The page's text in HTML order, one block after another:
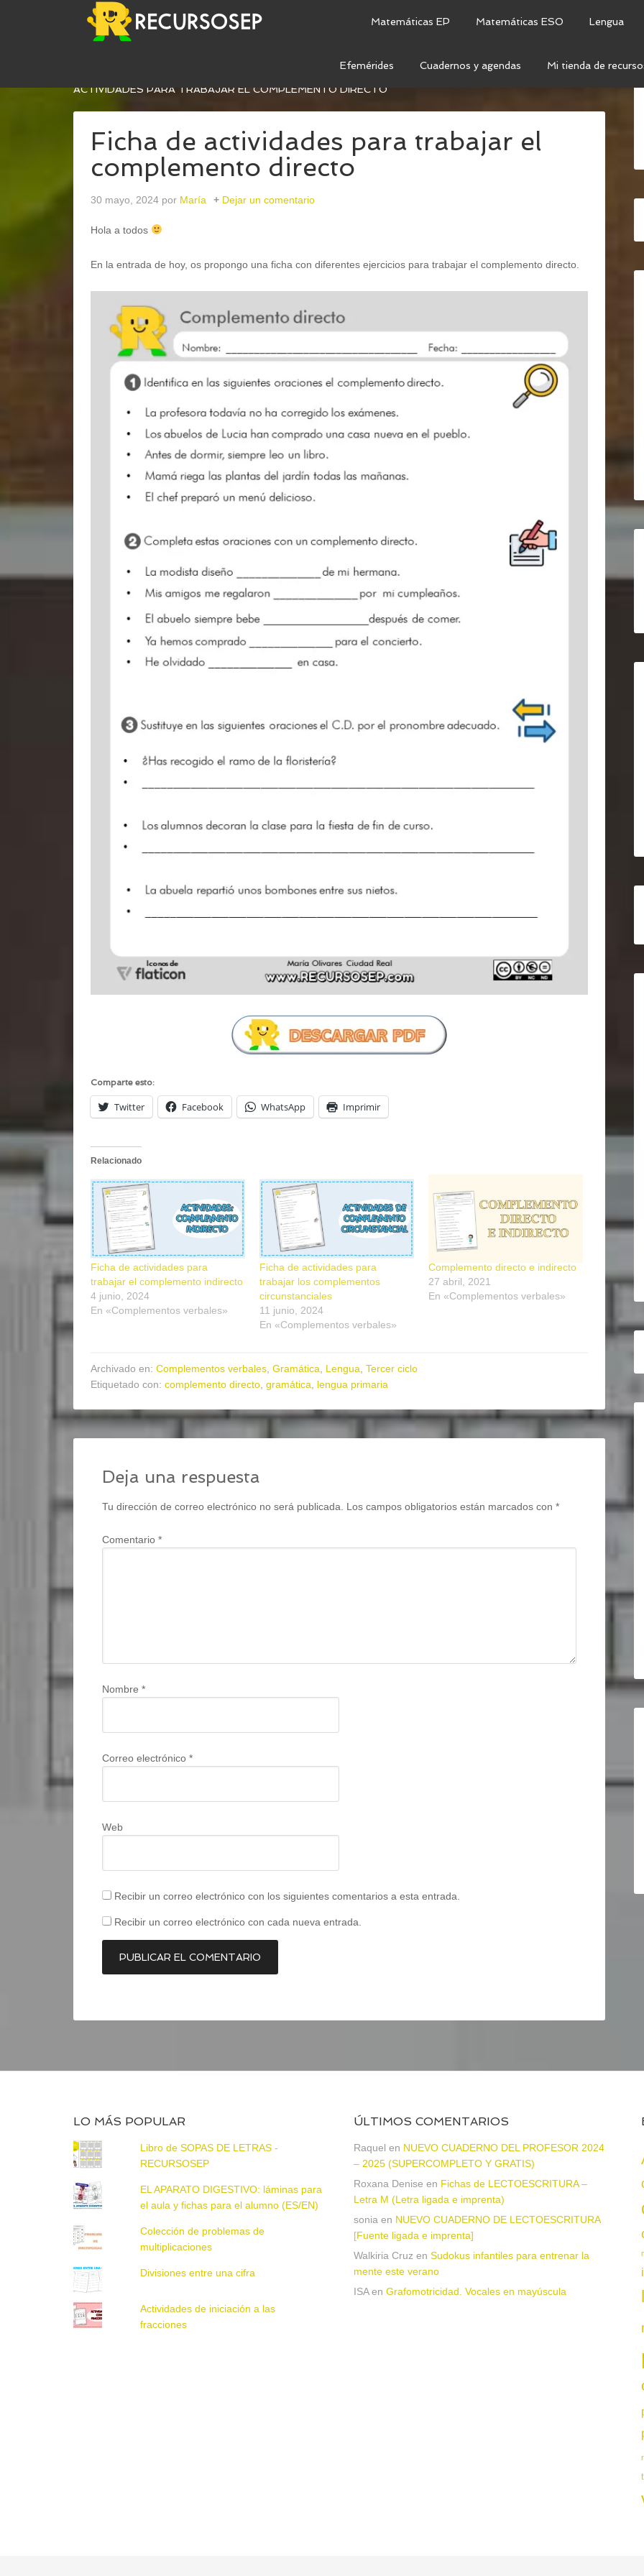
Matemáticas EP Matemáticas ESO Lengua
Efemérides Cuadernos y agendas Mi tienda de
COMPLEMENTOS VERBALES
ACTIVIDADES PARA TRABAJAR EL COMPLEMENTO DIRECTO
Ficha de actividades para trabajar el
complemento directo
30 mayo, 2024 por María Dejar un comentario
Hola a todos
En la entrada de hoy, os propongo una ficha con diferentes ejercicios para trabajar el complemento directo.
Comparte esto:
Twitter Facebook WhatsApp Imprimir
Relacionado
Ficha de actividades para
trabajar el complemento indirecto
4 junio, 2024
En «Complementos verbales»
Ficha de actividades para
trabajar los complementos
circunstanciales
11 junio, 2024
En «Complementos verbales»
Complemento directo e indirecto
27 abril, 2021
En «Complementos verbales»
Archivado en: Complementos verbales Gramática Lengua Tercer ciclo
Etiquetado con: complemento directo gramática lengua primaria
Deja una respuesta
Tu dirección de correo electrónico no será publicada. Los campos obligatorios están marcados con *
Comentario *
Nombre *
Correo electrónico *
Web
Recibir un correo electrónico con los siguientes comentarios a esta entrada.
Recibir un correo electrónico con cada nueva entrada.
LO MÁS POPULAR
Libro de SOPAS DE LETRAS -
RECURSOSEP
EL APARATO DIGESTIVO: láminas para
el aula y fichas para el alumno (ES/EN)
Colección de problemas de
multiplicaciones
Divisiones entre una cifra
Actividades de iniciación a las
fracciones
ÚLTIMOS COMENTARIOS
Raquel en NUEVO CUADERNO DEL PROFESOR 2024
– 2025 (SUPERCOMPLETO Y GRATIS)
Roxana Denise en Fichas de LECTOESCRITURA –
Letra M (Letra ligada e imprenta)
sonia en NUEVO CUADERNO DE LECTOESCRITURA
[Fuente ligada e imprenta]
Walkiria Cruz en Sudokus infantiles para entrenar la
mente este verano
ISAen Grafomotricidad. Vocales en mayúscula